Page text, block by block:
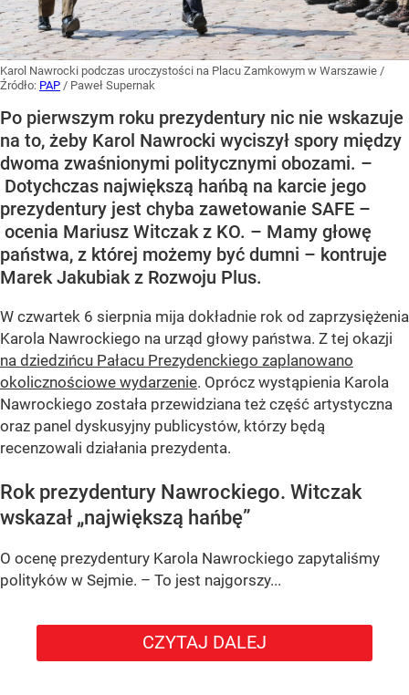
Karol Nawrocki podczas uroczystości na Placu Zamkowym w Warszawie /
Źródło: PAP / Paweł Supernak
Po pierwszym roku prezydentury nic nie wskazuje
na to, żeby Karol Nawrocki wyciszył spory między
dwoma zwaśnionymi politycznymi obozami. –
Dotychczas największą hańbą na karcie jego
prezydentury jest chyba zawetowanie SAFE –
ocenia Mariusz Witczak z KO. – Mamy głowę
państwa, z której możemy być dumni – kontruje
Marek Jakubiak z Rozwoju Plus.
W czwartek 6 sierpnia mija dokładnie rok od zaprzysiężenia
Karola Nawrockiego na urząd głowy państwa. Z tej okazji
na dziedzińcu Pałacu Prezydenckiego zaplanowano
okolicznościowe wydarzenie. Oprócz wystąpienia Karola
Nawrockiego została przewidziana też część artystyczna
oraz panel dyskusyjny publicystów, którzy będą
recenzowali działania prezydenta.
Rok prezydentury Nawrockiego. Witczak
wskazał „największą hańbę”
O ocenę prezydentury Karola Nawrockiego zapytaliśmy
polityków w Sejmie. – To jest najgorszy...
CZYTAJ DALEJ